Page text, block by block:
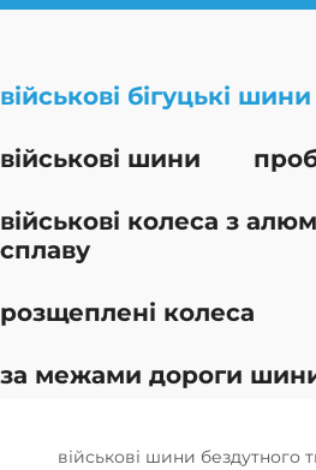
військові бігуцькі шини
військові шини
військові колеса з
сплаву
розщеплені колеса
за межами дороги
військові шини бездутного